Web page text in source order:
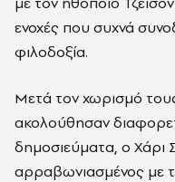
ενοχές που συχνά
φιλοδοξία.
Μετά τον χωρισμό
ακολούθησαν
δημοσιεύματα, ο Χάρι
αρραβωνιασμένος με